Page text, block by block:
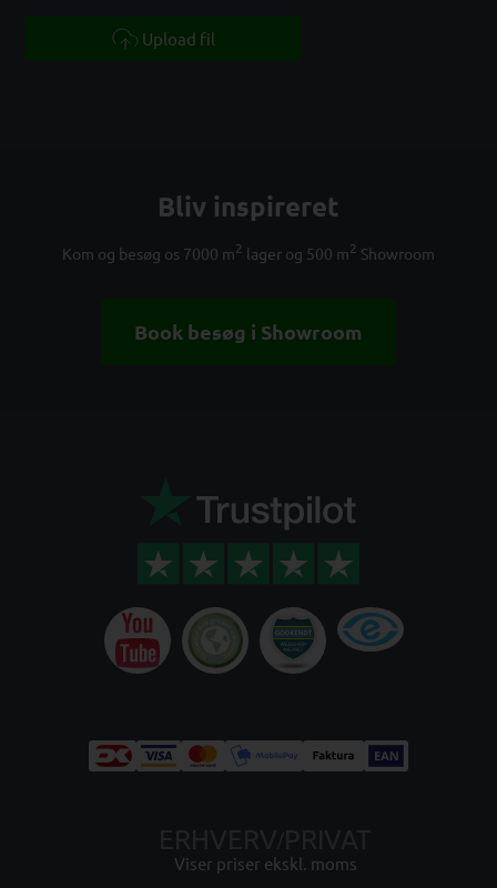
Upload fil
Bliv inspireret
Kom og besøg os 7000 m2 lager og 500 m2 Showroom
Book besøg i Showroom
Viser priser ekskl. moms